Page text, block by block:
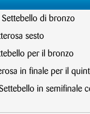
di bronzo
sesto
per il bronzo
in finale per il
in semifinale